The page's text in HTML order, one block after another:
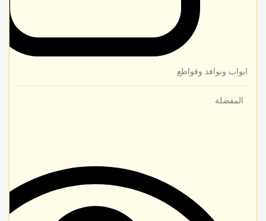
ابواب ونوافذ وقواطع
المفضلة